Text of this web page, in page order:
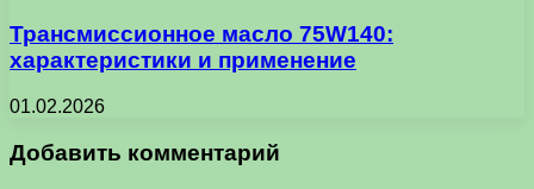
Трансмиссионное масло 75W140:
характеристики и применение
01.02.2026
Добавить комментарий